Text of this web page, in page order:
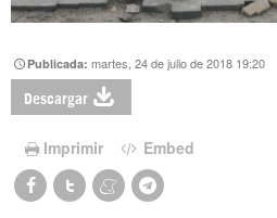
Publicada:martes, 24 de julio de 2018 19:20
Descargar
Imprimir Embed